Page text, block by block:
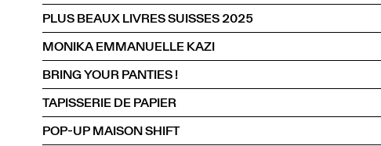
PLUS BEAUX LIVRES SUISSES 2025
MONIKA EMMANUELLE KAZI
BRING YOUR PANTIES !
TAPISSERIE DE PAPIER
POP-UP MAISON SHIFT